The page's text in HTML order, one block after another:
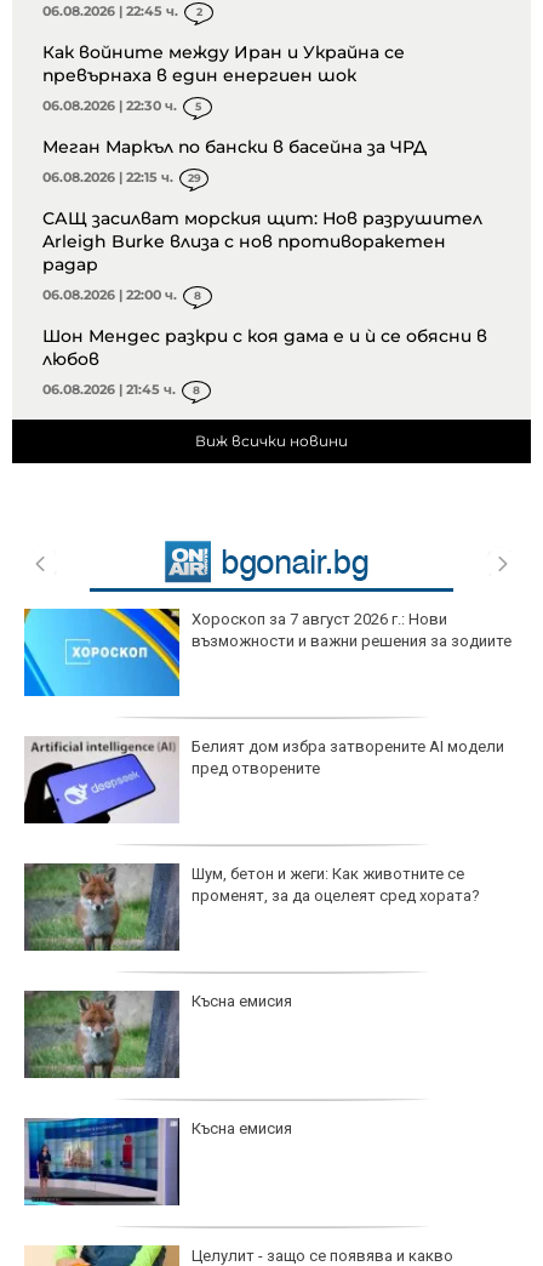
06.08.2026 | 22:45 ч. 2
Как войните между Иран и Украйна се
превърнаха в един енергиен шок
06.08.2026 | 22:30 ч. 5
Меган Маркъл по бански в басейна за ЧРД
06.08.2026 | 22:15 ч. 29
САЩ засилват морския щит: Нов разрушител
Arleigh Burke влиза с нов противоракетен
радар
06.08.2026 | 22:00 ч. 8
Шон Мендес разкри с коя дама е и ѝ се обясни в
любов
06.08.2026 | 21:45 ч. 8
Виж всички новини
Хороскоп за 7 август 2026 г.: Нови
възможности и важни решения за зодиите
Белият дом избра затворените AI модели
пред отворените
Шум, бетон и жеги: Как животните се
променят, за да оцелеят сред хората?
Късна емисия
Късна емисия
Целулит - защо се появява и какво